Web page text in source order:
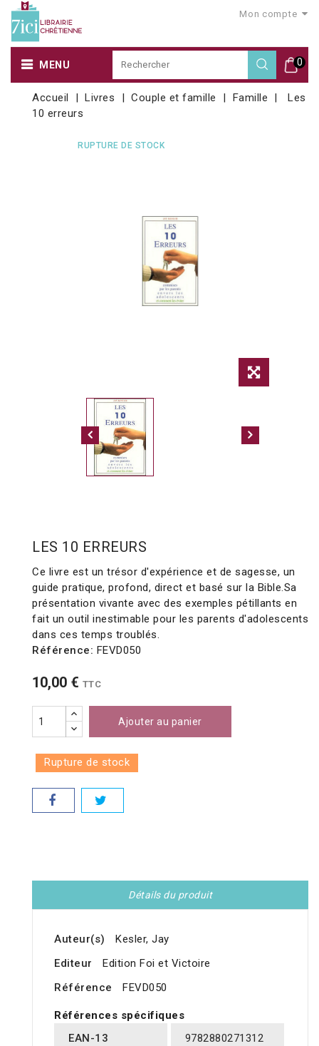
Mon compte
0
MENU
Accueil Livres Couple et famille Famille
Les
10 erreurs
RUPTURE DE STOCK
LES 10 ERREURS
Ce livre est un trésor d'expérience et de sagesse, un
guide pratique, profond, direct et basé sur la Bible.Sa
présentation vivante avec des exemples pétillants en
fait un outil inestimable pour les parents d'adolescents
dans ces temps troublés.
Référence: FEVD050
10,00 € TTC
Ajouter au panier
Rupture de stock
Détails du produit
Auteur(s)
Kesler, Jay
Editeur
Edition Foi et Victoire
Référence
FEVD050
Références spécifiques
EAN-13
9782880271312